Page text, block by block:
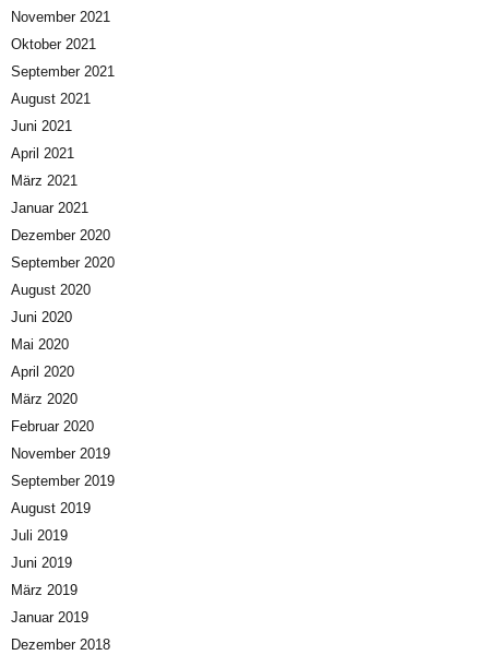
November 2021
Oktober 2021
September 2021
August 2021
Juni 2021
April 2021
März 2021
Januar 2021
Dezember 2020
September 2020
August 2020
Juni 2020
Mai 2020
April 2020
März 2020
Februar 2020
November 2019
September 2019
August 2019
Juli 2019
Juni 2019
März 2019
Januar 2019
Dezember 2018